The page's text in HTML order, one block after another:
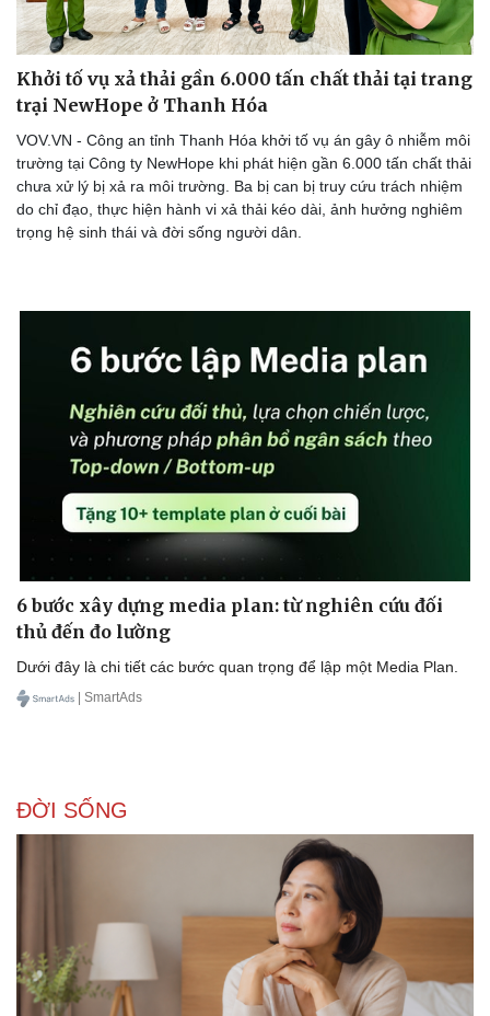
Khởi tố vụ xả thải gần 6.000 tấn chất thải tại trang
trại NewHope ở Thanh Hóa
VOV.VN - Công an tỉnh Thanh Hóa khởi tố vụ án gây ô nhiễm môi
trường tại Công ty NewHope khi phát hiện gần 6.000 tấn chất thải
chưa xử lý bị xả ra môi trường. Ba bị can bị truy cứu trách nhiệm
do chỉ đạo, thực hiện hành vi xả thải kéo dài, ảnh hưởng nghiêm
trọng hệ sinh thái và đời sống người dân.
6 bước xây dựng media plan: từ nghiên cứu đối
thủ đến đo lường
Dưới đây là chi tiết các bước quan trọng để lập một Media Plan.
| SmartAds
ĐỜI SỐNG